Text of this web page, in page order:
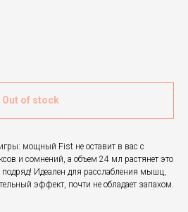
Out of stock
мощный Fist не оставит в вас с
и сомнений, а объем 24 мл растянет это
подряд! Идеален для расслабления мышц,
эффект, почти не обладает запахом.